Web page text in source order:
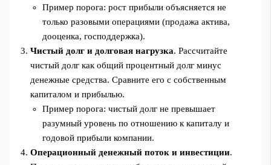
Пример порога: рост прибыли объясняется не
только разовыми операциями (продажа актива,
дооценка, господдержка).
Чистый долг и долговая нагрузка. Рассчитайте
чистый долг как общий процентный долг минус
денежные средства. Сравните его с собственным
капиталом и прибылью.
Пример порога: чистый долг не превышает
разумный уровень по отношению к капиталу и
годовой прибыли компании.
Операционный денежный поток и инвестиции.